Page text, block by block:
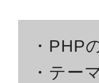
・PHP
・テー